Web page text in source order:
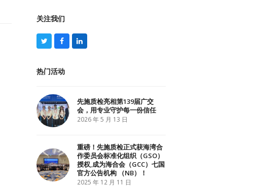
关注我们
T
w
t
t
F
a
b
L
i
热门活动
先施质检亮相第139届广交
会，用专业守护每一份信任
2026 年 5 月 13 日
重磅！先施质检正式获海湾合
作委员会标准化组织（GSO）
授权,成为海合会（GCC）七国
官方公告机构 （NB）！
2025 年 12 月 11 日